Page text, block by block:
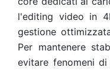
l'editing video in
gestione
Per mantenere
evitare fenomeni di